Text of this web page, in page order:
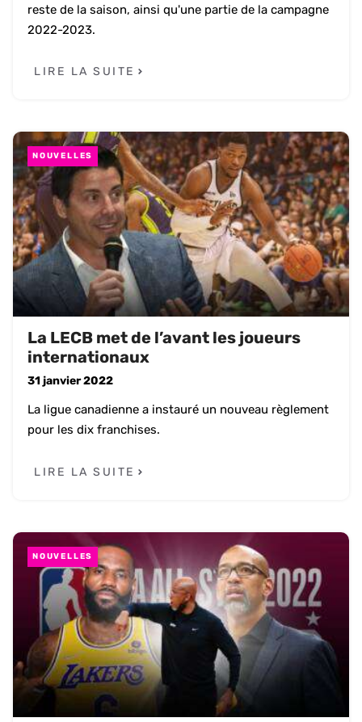
reste de la saison, ainsi qu'une partie de la campagne
2022-2023.
LIRE LA SUITE
NOUVELLES
La LECB met de l’avant les joueurs
internationaux
31 janvier 2022
La ligue canadienne a instauré un nouveau règlement
pour les dix franchises.
LIRE LA SUITE
NOUVELLES